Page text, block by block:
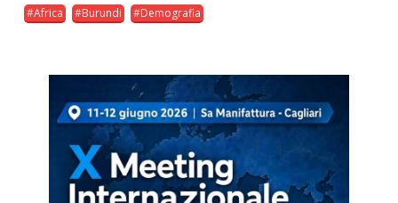
Africa Burundi Demografia